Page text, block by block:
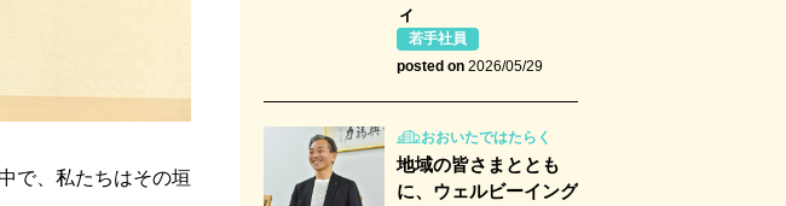
で、私たちはその垣
ィ
若手社員
posted on 2026/05/29
おおいたではたらく
地域の皆さまととも
に、ウェルビーイング